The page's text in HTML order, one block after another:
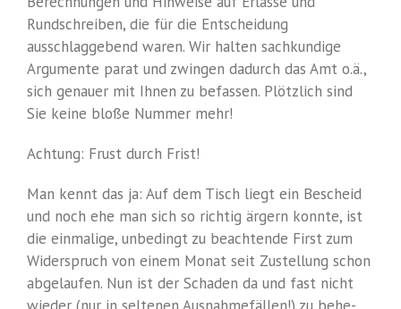
Rundschreiben, die für die Entscheidung
ausschlaggebend waren. Wir halten sachkundige
Argumente parat und zwingen dadurch das Amt o.ä.,
sich genauer mit Ihnen zu befassen. Plötzlich sind
Sie keine bloße Nummer mehr!
Achtung: Frust durch Frist!
Man kennt das ja: Auf dem Tisch liegt ein Bescheid
und noch ehe man sich so richtig ärgern konnte, ist
die einmalige, unbedingt zu beachtende First zum
Widerspruch von einem Monat seit Zustellung schon
abgelaufen. Nun ist der Schaden da und fast nicht